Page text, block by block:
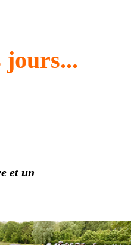
jours...
et un